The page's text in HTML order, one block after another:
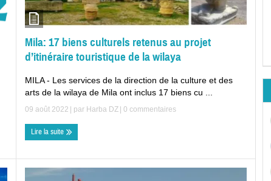
Mila: 17 biens culturels retenus au projet
d’itinéraire touristique de la wilaya
MILA - Les services de la direction de la culture et des
arts de la wilaya de Mila ont inclus 17 biens cu ...
09 août 2022 | par Harba DZ 0 commentaires
Lire la suite